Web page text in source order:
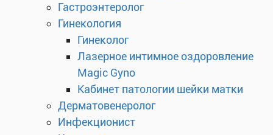
Гастроэнтеролог
Гинекология
Гинеколог
Лазерное интимное оздоровление
Magic Gyno
Кабинет патологии шейки матки
Дерматовенеролог
Инфекционист